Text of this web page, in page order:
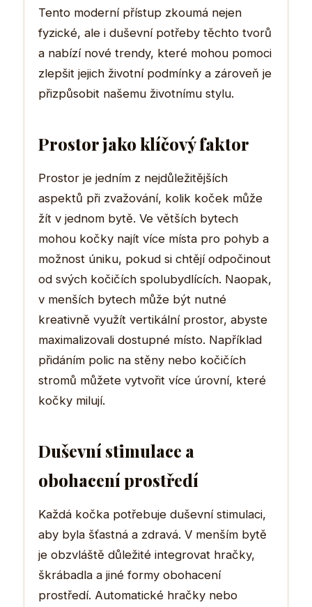
Tento moderní přístup zkoumá nejen
fyzické, ale i duševní potřeby těchto tvorů
a nabízí nové trendy, které mohou pomoci
zlepšit jejich životní podmínky a zároveň je
přizpůsobit našemu životnímu stylu.
Prostor jako klíčový faktor
Prostor je jedním z nejdůležitějších
aspektů při zvažování, kolik koček může
žít v jednom bytě. Ve větších bytech
mohou kočky najít více místa pro pohyb a
možnost úniku, pokud si chtějí odpočinout
od svých kočičích spolubydlících. Naopak,
v menších bytech může být nutné
kreativně využít vertikální prostor, abyste
maximalizovali dostupné místo. Například
přidáním polic na stěny nebo kočičích
stromů můžete vytvořit více úrovní, které
kočky milují.
Duševní stimulace a
obohacení prostředí
Každá kočka potřebuje duševní stimulaci,
aby byla šťastná a zdravá. V menším bytě
je obzvláště důležité integrovat hračky,
škrábadla a jiné formy obohacení
prostředí. Automatické hračky nebo